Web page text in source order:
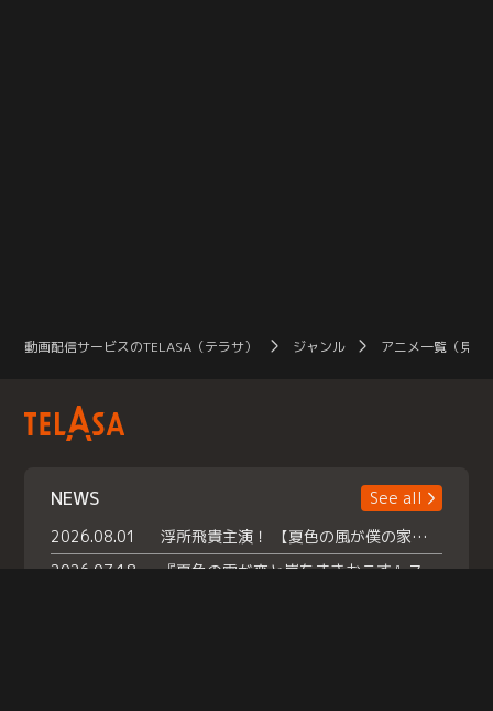
動画配信サービスのTELASA（テラサ） ジャンル アニメ一覧（見放
NEWS
See all
2026.08.01
浮所飛貴主演！ 【夏色の風が僕の家にやってきた】 本日よりテラサで独占配信スタート！
2026.07.18
『夏色の雲が恋と嵐をまきおこす』スペシャルメイキング 【Part1】2026年７月18日（土）23時30分～配信スタート！話題のシーンの裏側を大公開！豪華キャスト大集合！ 『武宮家 真夏の家族会議』開催！